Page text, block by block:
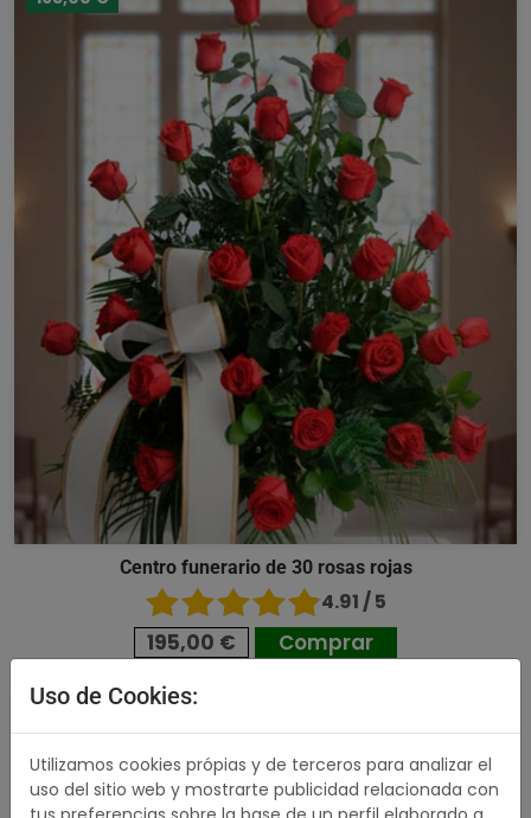
Centro funerario de 30 rosas rojas
4.91 / 5
195,00 € Comprar
508,00 €
Uso de Cookies:
Utilizamos cookies própias y de terceros para analizar el
uso del sitio web y mostrarte publicidad relacionada con